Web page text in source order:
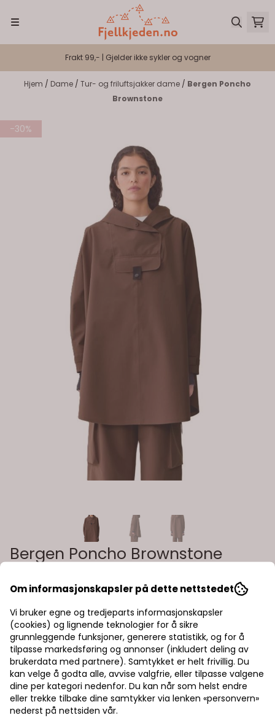
Frakt 99,- | Gjelder ikke sykler og vogner
Hjem / Dame / Tur- og friluftsjakker dame / Bergen Poncho
Brownstone
-30%
Bergen Poncho Brownstone
Blæst Bergen Poncho, med sin glatte silhuett og overdrevne
passform, ser bra ut på alle – uavhengig av kroppstype og
hvordan du føler deg. Den kombinerer tekniske funksjoner og
minimalistisk design for å sikre at plagget vil tåle tidens
prøve. Farge: brownston Egenskaper: 100 % resirkulert
polyester tapede sømmer maskinvask 30 grader, ikke
tørketrommel
Les mer
1.820,- 2.600,- - 30%
Velg størrelse
Om informasjonskapsler på dette nettstedet
Vi bruker egne og tredjeparts informasjonskapsler
(cookies) og lignende teknologier for å sikre
grunnleggende funksjoner, generere statistikk, og for å
tilpasse markedsføring og annonser (inkludert deling av
brukerdata med partnere). Samtykket er helt frivillig. Du
kan velge å godta alle, avvise valgfrie, eller tilpasse valgene
dine per kategori nedenfor. Du kan når som helst endre
eller trekke tilbake dine samtykker via lenken «personvern»
nederst på nettsiden vår.